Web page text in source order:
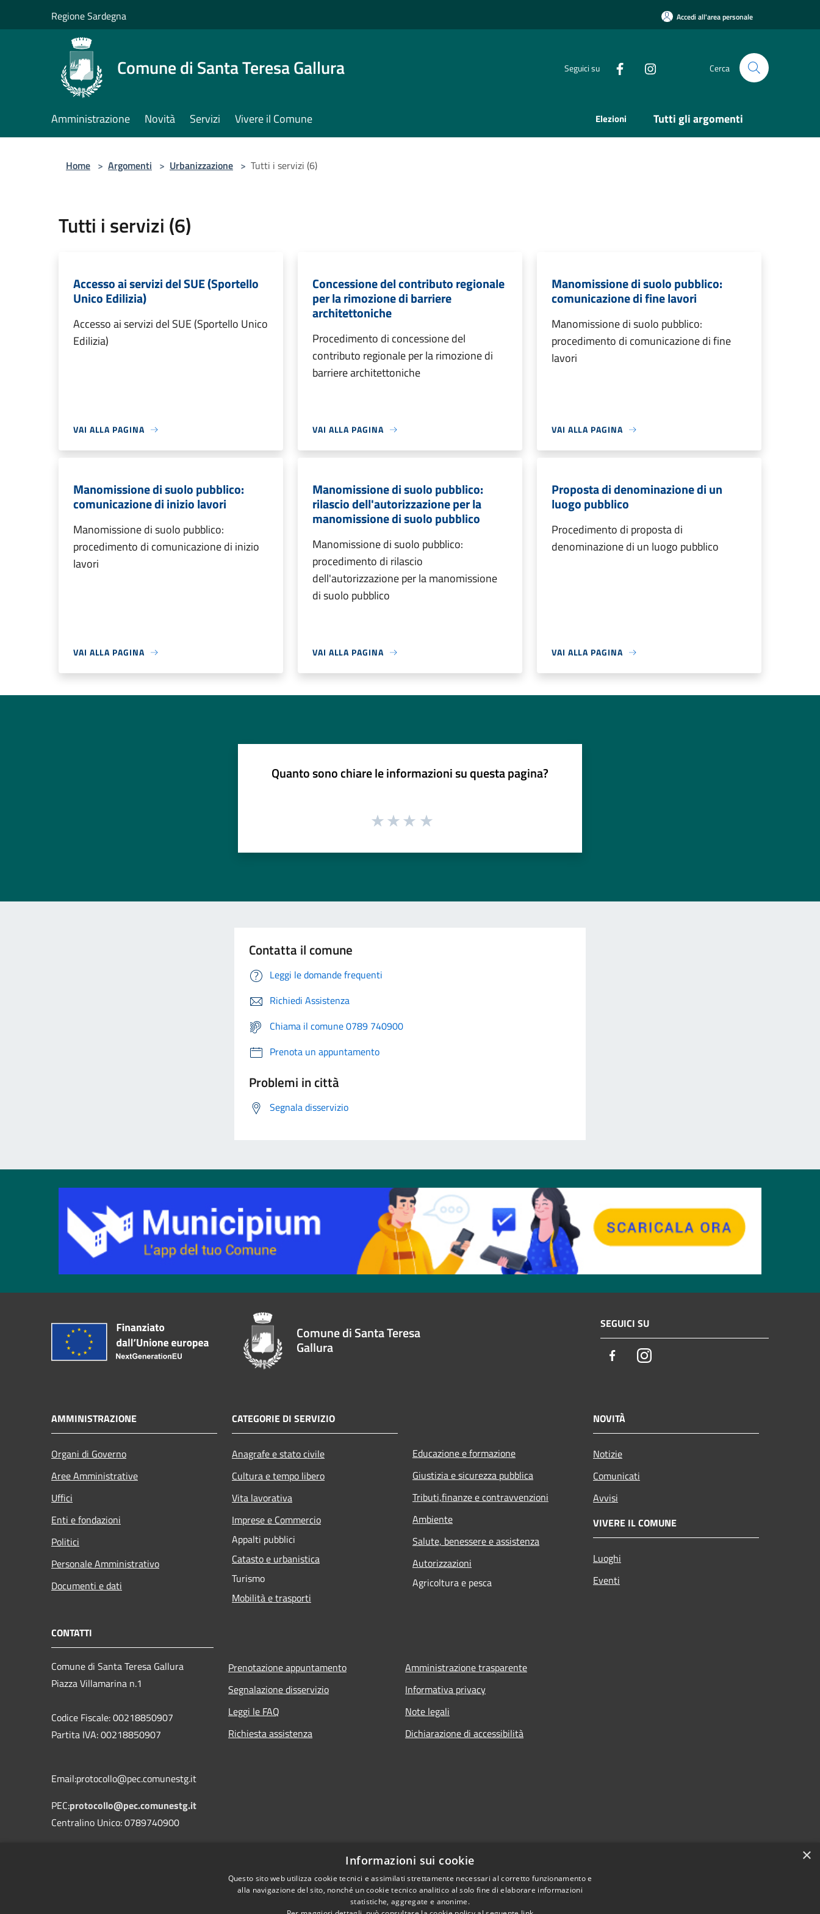
Regione Sardegna Accedi all'area personale
Comune di Santa Teresa Gallura Seguici su Cerca
Amministrazione Novità Servizi Vivere il Comune Elezioni Tutti gli argomenti
Home > Argomenti > Urbanizzazione > Tutti i servizi (6)
Tutti i servizi (6)
Accesso ai servizi del SUE (Sportello
Unico Edilizia)
Accesso ai servizi del SUE (Sportello Unico
Edilizia)
VAI ALLA PAGINA
Concessione del contributo regionale
per la rimozione di barriere
architettoniche
Procedimento di concessione del
contributo regionale per la rimozione di
barriere architettoniche
VAI ALLA PAGINA
Manomissione di suolo pubblico:
comunicazione di fine lavori
Manomissione di suolo pubblico:
procedimento di comunicazione di fine
lavori
VAI ALLA PAGINA
Manomissione di suolo pubblico:
comunicazione di inizio lavori
Manomissione di suolo pubblico:
procedimento di comunicazione di inizio
lavori
VAI ALLA PAGINA
Manomissione di suolo pubblico:
rilascio dell'autorizzazione per la
manomissione di suolo pubblico
Manomissione di suolo pubblico:
procedimento di rilascio
dell'autorizzazione per la manomissione
di suolo pubblico
VAI ALLA PAGINA
Proposta di denominazione di un
luogo pubblico
Procedimento di proposta di
denominazione di un luogo pubblico
VAI ALLA PAGINA
Quanto sono chiare le informazioni su questa pagina?
Contatta il comune
Leggi le domande frequenti
Richiedi Assistenza
Chiama il comune 0789 740900
Prenota un appuntamento
Problemi in città
Segnala disservizio
Comune di Santa Teresa
Gallura
SEGUICI SU
FacebookInstagram
AMMINISTRAZIONE
Organi di Governo
Aree Amministrative
Uffici
Enti e fondazioni
Politici
Personale Amministrativo
Documenti e dati
CATEGORIE DI SERVIZIO
Anagrafe e stato civile
Cultura e tempo libero
Vita lavorativa
Imprese e Commercio
Appalti pubblici
Catasto e urbanistica
Turismo
Mobilità e trasporti
Educazione e formazione
Giustizia e sicurezza pubblica
Tributi,finanze e contravvenzioni
Ambiente
Salute, benessere e assistenza
Autorizzazioni
Agricoltura e pesca
NOVITÀ
Notizie
Comunicati
Avvisi
VIVERE IL COMUNE
Luoghi
Eventi
CONTATTI
Comune di Santa Teresa Gallura
Piazza Villamarina n.1
Codice Fiscale: 00218850907
Partita IVA: 00218850907
Email:protocollo@pec.comunestg.it
PEC:protocollo@pec.comunestg.it
Centralino Unico: 0789740900
Prenotazione appuntamento
Segnalazione disservizio
Leggi le FAQ
Richiesta assistenza
Amministrazione trasparente
Informativa privacy
Note legali
Dichiarazione di accessibilità
×
Informazioni sui cookie
Questo sito web utilizza cookie tecnici e assimilati strettamente necessari al corretto funzionamento e
alla navigazione del sito, nonché un cookie tecnico analitico al solo fine di elaborare informazioni
statistiche, aggregate e anonime.